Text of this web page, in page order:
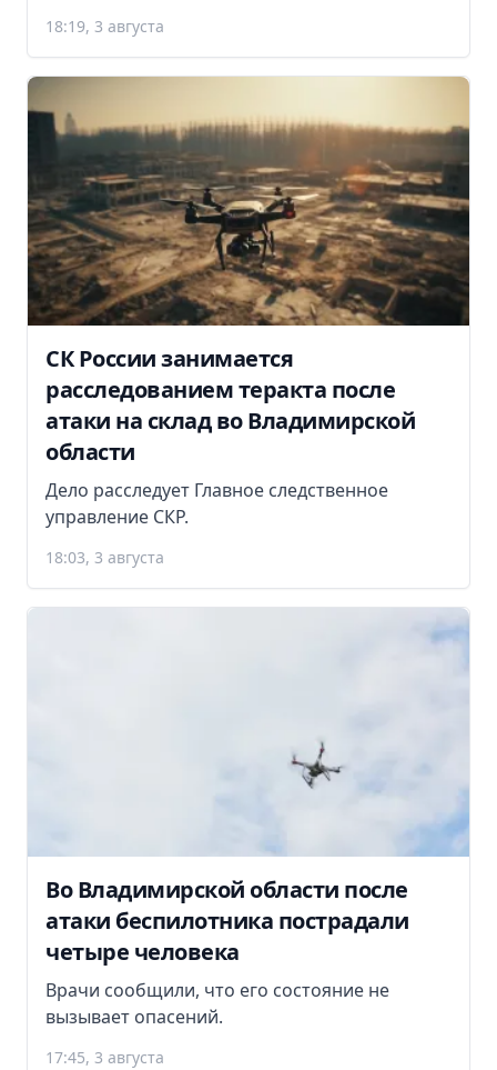
18:19, 3 августа
СК России занимается
расследованием теракта после
атаки на склад во Владимирской
области
Дело расследует Главное следственное
управление СКР.
18:03, 3 августа
Во Владимирской области после
атаки беспилотника пострадали
четыре человека
Врачи сообщили, что его состояние не
вызывает опасений.
17:45, 3 августа